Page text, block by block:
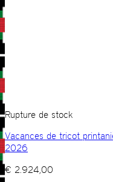
Rupture de stock
Vacances de tricot
2026
€ 2.924,00